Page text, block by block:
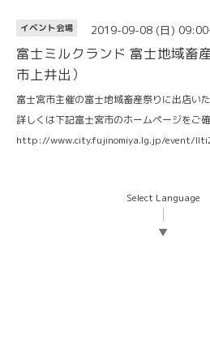
イベント会場 2019-09-08 (日)
富士ミルクランド 富士地域畜
市上井出）
富士宮市主催の富士地域畜産祭りに出店いた
詳しくは下記富士宮市のホームページをご
http://www.city.fujinomiya.lg.jp/event/
Select Language
▼